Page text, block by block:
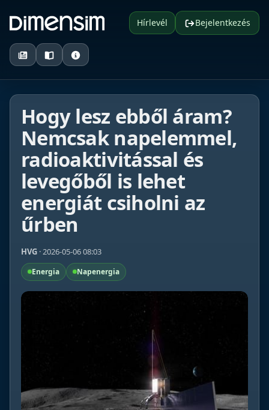
Hírlevél Bejelentkezés
Hogy lesz ebből áram?
Nemcsak napelemmel,
radioaktivitással és
levegőből is lehet
energiát csiholni az
űrben
HVG · 2026-05-06 08:03
Energia Napenergia